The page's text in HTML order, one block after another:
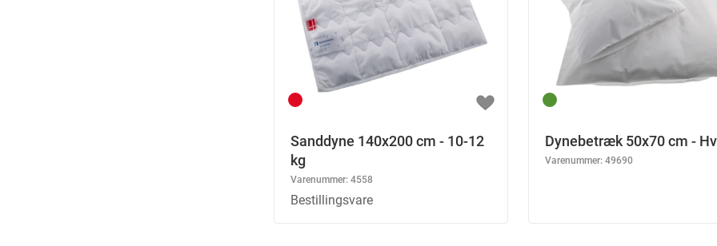
Sanddyne 140x200 cm - 10-12
kg
Varenummer: 4558
Bestillingsvare
Dynebetræk 50x70 cm -
Varenummer:49690